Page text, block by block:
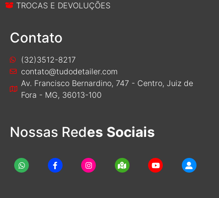
TROCAS E DEVOLUÇÕES
Contato
(32)3512-8217
contato@tudodetailer.com
Av. Francisco Bernardino, 747 - Centro, Juiz de
Fora - MG, 36013-100
Nossas Redes Sociais